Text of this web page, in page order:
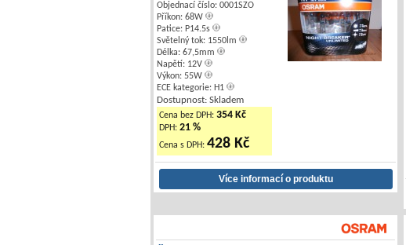
Objednací číslo: 0001SZO
Příkon: 68W
Patice: P14.5s
Světelný tok: 1550lm
Délka: 67,5mm
Napětí: 12V
Výkon: 55W
ECE kategorie: H1
Dostupnost: Skladem
Cena bez DPH: 354 Kč
DPH: 21 %
Cena s DPH: 428 Kč